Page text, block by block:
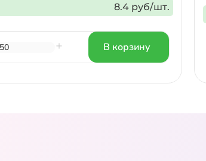
8.4 руб/шт.
В корзину